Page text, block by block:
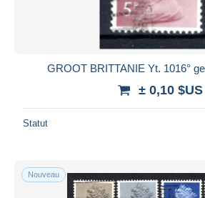
GROOT BRITTANIE Yt. 1016°
± 0,10 $US
Statut
Nouveau